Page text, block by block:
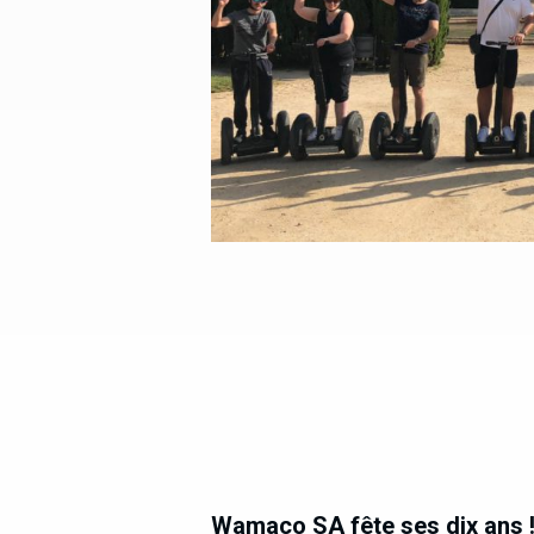
Wamaco SA fête ses dix ans !